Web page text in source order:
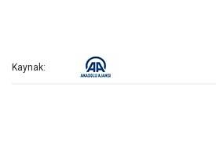
Kaynak: